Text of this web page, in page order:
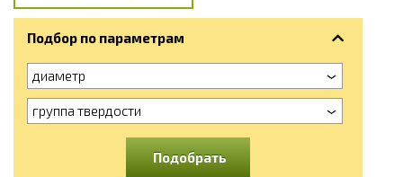
Подбор по параметрам
диаметр
группа твердости
Подобрать